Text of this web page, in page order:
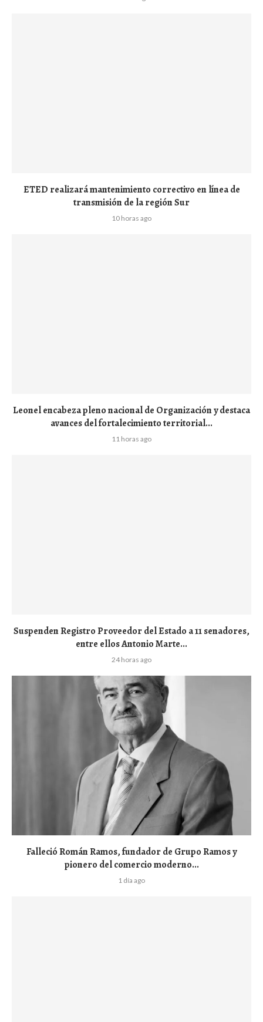
ETED realizará mantenimiento correctivo en línea de
transmisión de la región Sur
10 horas ago
Leonel encabeza pleno nacional de Organización y destaca
avances del fortalecimiento territorial...
11 horas ago
Suspenden Registro Proveedor del Estado a 11 senadores,
entre ellos Antonio Marte...
24 horas ago
Falleció Román Ramos, fundador de Grupo Ramos y
pionero del comercio moderno...
1 día ago